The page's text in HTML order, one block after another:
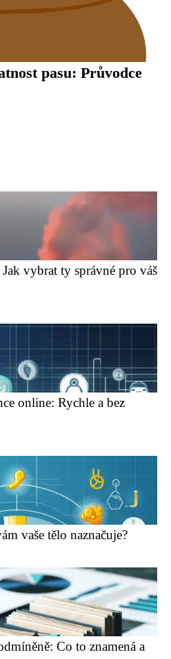
pasu: Průvodce
vybrat ty správné pro váš
online: Rychle a bez
vaše tělo naznačuje?
Co to znamená a